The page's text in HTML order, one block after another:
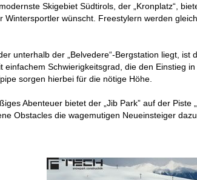
Skigebiet Südtirols, der „Kronplatz“,
Wintersportler wünscht. Freestylern werden
unterhalb der „Belvedere“-Bergstation liegt,
einfachem Schwierigkeitsgrad, die den Einstieg
sorgen hierbei für die nötige Höhe.
Abenteuer bietet der „Jib Park” auf der
Obstacles die wagemutigen Neueinsteiger